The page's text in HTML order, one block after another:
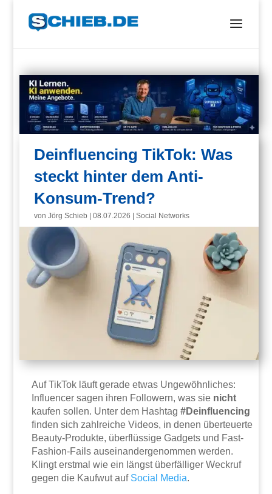
Deinfluencing TikTok: Was
steckt hinter dem Anti-
Konsum-Trend?
vonJörg Schieb |08.07.2026 |Social Networks
Auf TikTok läuft gerade etwas Ungewöhnliches:
Influencer sagen ihren Followern, was sie nicht
kaufen sollen. Unter dem Hashtag#Deinfluencing
finden sich zahlreiche Videos, in denen überteuerte
Beauty-Produkte, überflüssige Gadgets und Fast-
Fashion-Fails auseinandergenommen werden.
Klingt erstmal wie ein längst überfälliger Weckruf
gegen die Kaufwut auf Social Media.